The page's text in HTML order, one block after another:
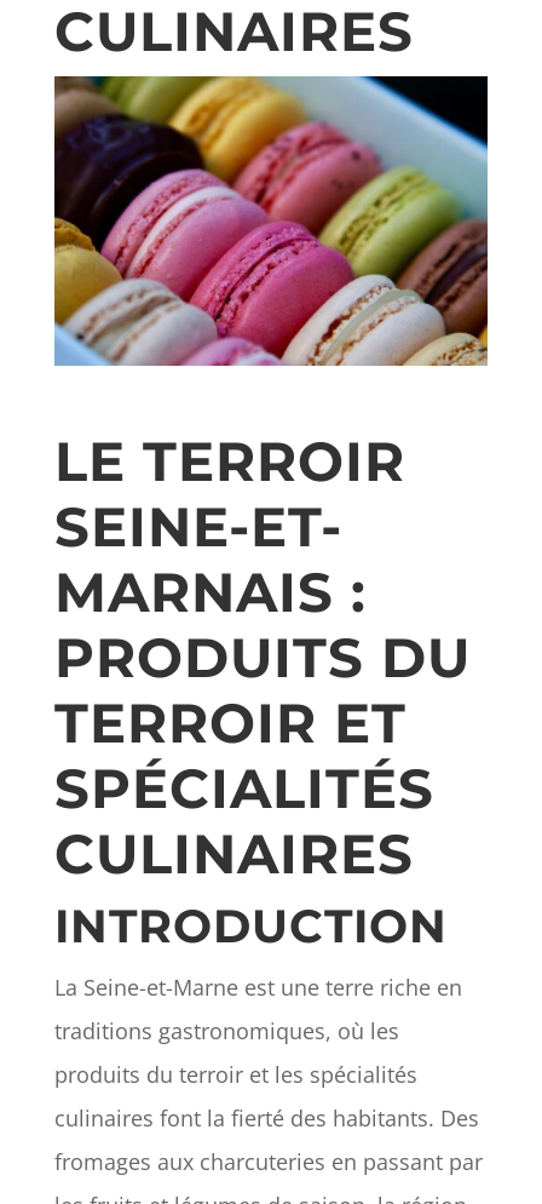
CULINAIRES
LE TERROIR
SEINE-ET-
MARNAIS :
PRODUITS DU
TERROIR ET
SPÉCIALITÉS
CULINAIRES
INTRODUCTION
La Seine-et-Marne est une terre riche en
traditions gastronomiques, où les
produits du terroir et les spécialités
culinaires font la fierté des habitants. Des
fromages aux charcuteries en passant par